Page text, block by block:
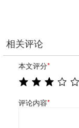
相关评论
本文评分*
评论内容*